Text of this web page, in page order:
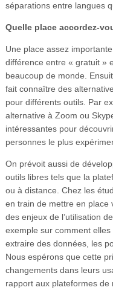
séparations entre langues
Quelle place accordez-
Une place assez
différence entre « gratuit »
beaucoup de monde.
fait connaître des
pour différents outils. Par
alternative à Zoom ou
intéressantes pour
personnes le plus
On prévoit aussi de
outils libres tels que la
ou à distance. Chez les
en train de mettre en place
des enjeux de l’utilisation
exemple sur comment
extraire des données, les
Nous espérons que cette
changements dans leurs
rapport aux plateformes de